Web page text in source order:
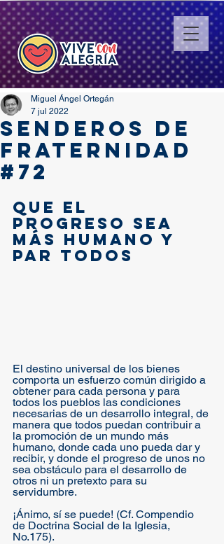
SENDEROS DE
FRATERNIDAD
#72
Miguel Ángel Ortegán
7 jul 2022
QUE EL
PROGRESO SEA
MÁS HUMANO Y
PAR TODOS
El destino universal de los bienes
comporta un esfuerzo común dirigido a
obtener para cada persona y para
todos los pueblos las condiciones
necesarias de un desarrollo integral, de
manera que todos puedan contribuir a
la promoción de un mundo más
humano, donde cada uno pueda dar y
recibir, y donde el progreso de unos no
sea obstáculo para el desarrollo de
otros ni un pretexto para su
servidumbre.
¡Ánimo, sí se puede! (Cf. Compendio
de Doctrina Social de la Iglesia,
No.175).